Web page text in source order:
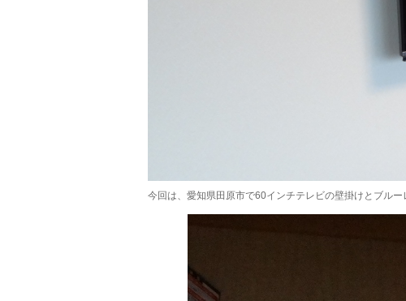
今回は、愛知県田原市で60インチテレビの壁掛けとブル